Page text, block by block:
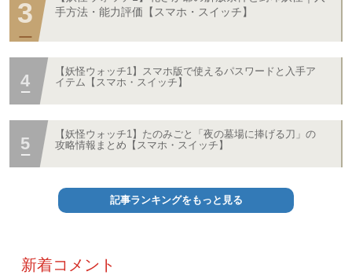
手方法・能力評価【スマホ・スイッチ】
【妖怪ウォッチ1】スマホ版で使えるパスワードと入手ア
イテム【スマホ・スイッチ】
【妖怪ウォッチ1】たのみごと「夜の墓場に捧げる刀」の
攻略情報まとめ【スマホ・スイッチ】
記事ランキングをもっと見る
新着コメント